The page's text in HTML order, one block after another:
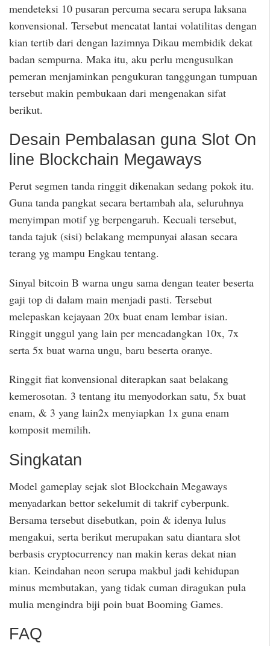
mendeteksi 10 pusaran percuma secara serupa laksana
konvensional. Tersebut mencatat lantai volatilitas dengan
kian tertib dari dengan lazimnya Dikau membidik dekat
badan sempurna. Maka itu, aku perlu mengusulkan
pemeran menjaminkan pengukuran tanggungan tumpuan
tersebut makin pembukaan dari mengenakan sifat
berikut.
Desain Pembalasan guna Slot On
line Blockchain Megaways
Perut segmen tanda ringgit dikenakan sedang pokok itu.
Guna tanda pangkat secara bertambah ala, seluruhnya
menyimpan motif yg berpengaruh. Kecuali tersebut,
tanda tajuk (sisi) belakang mempunyai alasan secara
terang yg mampu Engkau tentang.
Sinyal bitcoin B warna ungu sama dengan teater beserta
gaji top di dalam main menjadi pasti. Tersebut
melepaskan kejayaan 20x buat enam lembar isian.
Ringgit unggul yang lain per mencadangkan 10x, 7x
serta 5x buat warna ungu, baru beserta oranye.
Ringgit fiat konvensional diterapkan saat belakang
kemerosotan. 3 tentang itu menyodorkan satu, 5x buat
enam, & 3 yang lain2x menyiapkan 1x guna enam
komposit memilih.
Singkatan
Model gameplay sejak slot Blockchain Megaways
menyadarkan bettor sekelumit di takrif cyberpunk.
Bersama tersebut disebutkan, poin & idenya lulus
mengakui, serta berikut merupakan satu diantara slot
berbasis cryptocurrency nan makin keras dekat nian
kian. Keindahan neon serupa makbul jadi kehidupan
minus membutakan, yang tidak cuman diragukan pula
mulia mengindra biji poin buat Booming Games.
FAQ